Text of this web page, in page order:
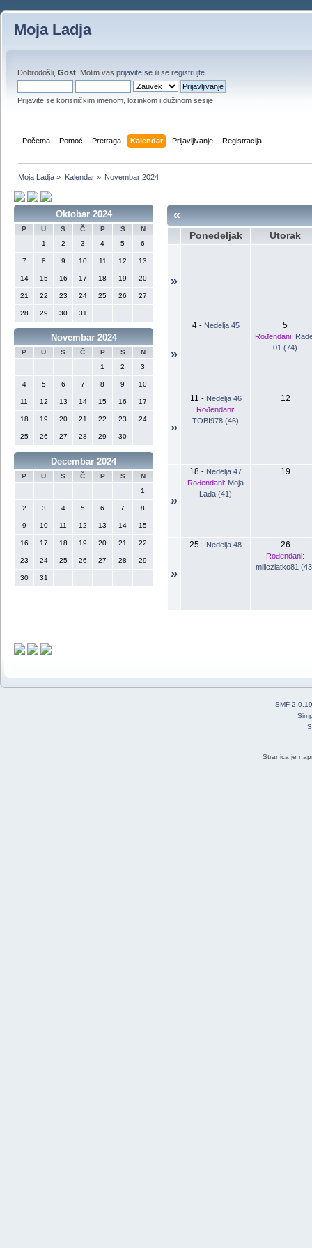
Moja Ladja
Dobrodošli, Gost . Molim vas prijavite se ili se registrujte
Prijavite se korisničkim imenom, lozinkom i dužinom sesije
Početna Pomoć Pretraga Kalendar Prijavljivanje Registracija
Moja Ladja » Kalendar» Novembar 2024
Oktobar 2024
P U S Č P S
N
1
2 3 4 5 6
7 8 9 10 11 12 13
14 15 16 17 18 19 20
21 22 23 24 25 26 27
28 29 30 31
Novembar 2024
P U S Č P S
N
1
2 3
4 5 6 7 8 9 10
11 12 13 14 15 16 17
18 19 20 21 22 23 24
25 26 27 28 29 30
Decembar 2024
P U S Č P S
N
1
2 3 4 5 6 7 8
9 10 11 12 13 14 15
16 17 18 19 20 21 22
23 24 25 26 27 28 29
30 31
«
Ponedeljak Utorak
»
»
4- Nedelja 45 5
Rođendani:
01 (74)
»
11 - Nedelja 46
Rođendani:
TOBI978 (46)
12
»
18 - Nedelja 47
Rođendani: Moja
Lađa (41)
19
»
25 - Nedelja 48 26
Rođendani:
miliczlatko81
SMF 2.0.19
Stranica je